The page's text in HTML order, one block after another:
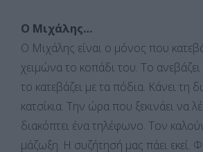
Ο Μιχάλης…
Ο Μιχάλης είναι ο μόνος που
χειμώνα το κοπάδι του. Το
το κατεβάζει με τα πόδια. Κάνει τη
κατσίκια. Την ώρα που ξεκινάει να
διακόπτει ένα τηλέφωνο. Τον
μάζωξη. Η συζήτησή μας πάει εκεί.